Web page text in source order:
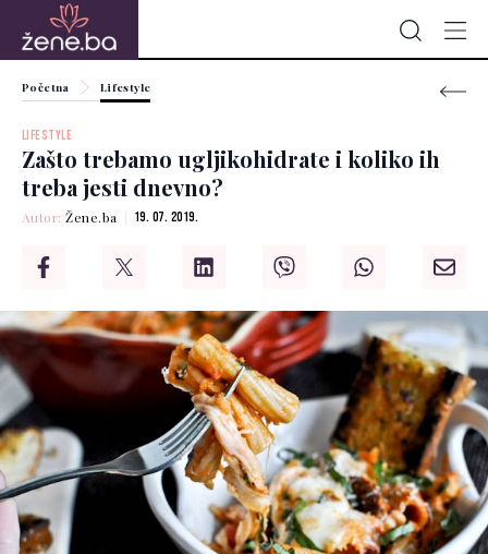
Početna Lifestyle
LIFESTYLE
Zašto trebamo ugljikohidrate i koliko ih
treba jesti dnevno?
Autor:Žene.ba 19. 07. 2019.